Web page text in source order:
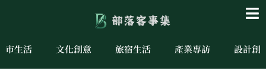
市生活 文化創意 旅宿生活 產業專訪 設計創